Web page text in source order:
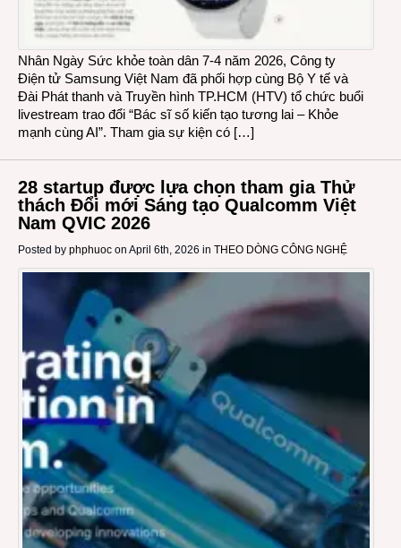
Nhân Ngày Sức khỏe toàn dân 7-4 năm 2026, Công ty
Điện tử Samsung Việt Nam đã phối hợp cùng Bộ Y tế và
Đài Phát thanh và Truyền hình TP.HCM (HTV) tổ chức buổi
livestream trao đổi “Bác sĩ số kiến tạo tương lai – Khỏe
mạnh cùng AI”. Tham gia sự kiện có […]
28 startup được lựa chọn tham gia Thử
thách Đổi mới Sáng tạo Qualcomm Việt
Nam QVIC 2026
Posted by phphuoc on April 6th, 2026 in THEO DÒNG CÔNG NGHỆ